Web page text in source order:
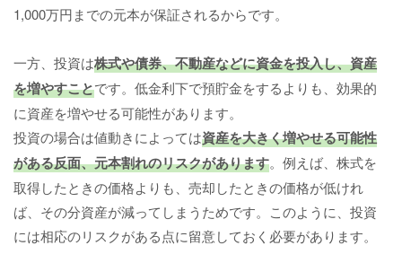
1,000万円までの元本が保証されるからです。
一方、投資は株式や債券、不動産などに資金を投入し、資産
を増やすことです。低金利下で預貯金をするよりも、効果的
に資産を増やせる可能性があります。
投資の場合は値動きによっては資産を大きく増やせる可能性
がある反面、元本割れのリスクがあります。例えば、株式を
取得したときの価格よりも、売却したときの価格が低けれ
ば、その分資産が減ってしまうためです。このように、投資
には相応のリスクがある点に留意しておく必要があります。